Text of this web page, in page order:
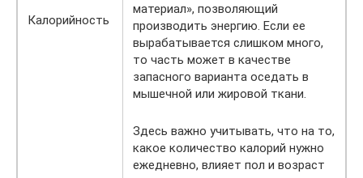
Калорийность
материал», позволяющий
производить энергию. Если ее
вырабатывается слишком много,
то часть может в качестве
запасного варианта оседать в
мышечной или жировой ткани.
Здесь важно учитывать, что на то,
какое количество калорий нужно
ежедневно, влияет пол и возраст